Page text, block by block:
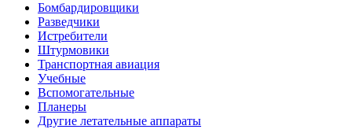
Бомбардировщики
Разведчики
Истребители
Штурмовики
Транспортная авиация
Учебные
Вспомогательные
Планеры
Другие летательные аппараты